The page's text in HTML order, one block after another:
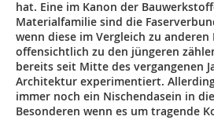
hat. Eine im Kanon der
Materialfamilie sind die
wenn diese im Vergleich zu
offensichtlich zu den jüngeren
bereits seit Mitte des vergangenen
Architektur experimentiert.
immer noch ein Nischendasein in
Besonderen wenn es um tragende